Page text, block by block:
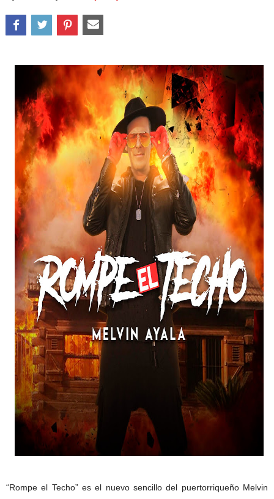
“Rompe el Techo” es el nuevo sencillo del puertorriqueño Melvin